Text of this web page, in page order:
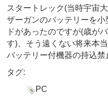
スタートレック(当時宇宙
ザーガンのバッテリーを
ドがあったのですが(歳が
す)、そう遠くない将来本
バッテリー付機器の持込禁
タグ:
PC